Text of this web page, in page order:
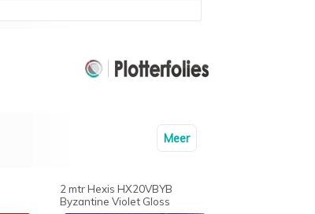
Meer
2 mtr Hexis HX20VBYB
Byzantine Violet Gloss